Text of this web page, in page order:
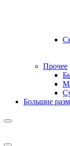
Прочее
Большие